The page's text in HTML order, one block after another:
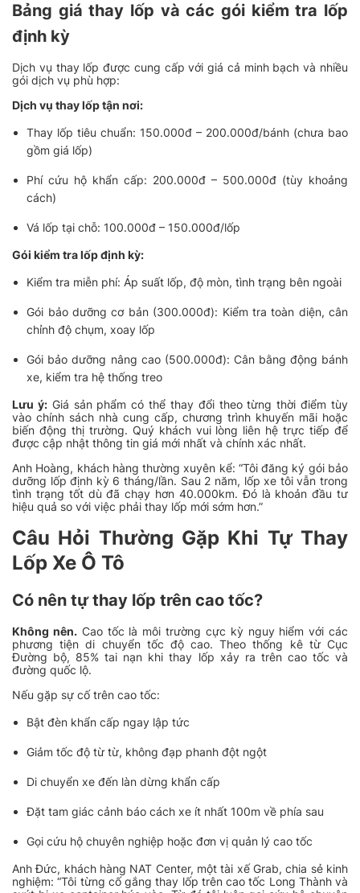
Bảng giá thay lốp và các gói kiểm tra lốp
định kỳ
Dịch vụ thay lốp được cung cấp với giá cả minh bạch và nhiều
gói dịch vụ phù hợp:
Dịch vụ thay lốp tận nơi:
Thay lốp tiêu chuẩn: 150.000đ – 200.000đ/bánh (chưa bao
gồm giá lốp)
Phí cứu hộ khẩn cấp: 200.000đ – 500.000đ (tùy khoảng
cách)
Vá lốp tại chỗ: 100.000đ – 150.000đ/lốp
Gói kiểm tra lốp định kỳ:
Kiểm tra miễn phí: Áp suất lốp, độ mòn, tình trạng bên ngoài
Gói bảo dưỡng cơ bản (300.000đ): Kiểm tra toàn diện, cân
chỉnh độ chụm, xoay lốp
Gói bảo dưỡng nâng cao (500.000đ): Cân bằng động bánh
xe, kiểm tra hệ thống treo
Lưu ý:Giá sản phẩm có thể thay đổi theo từng thời điểm tùy
vào chính sách nhà cung cấp, chương trình khuyến mãi hoặc
biến động thị trường. Quý khách vui lòng liên hệ trực tiếp để
được cập nhật thông tin giá mới nhất và chính xác nhất.
Anh Hoàng, khách hàng thường xuyên kể: “Tôi đăng ký gói bảo
dưỡng lốp định kỳ 6 tháng/lần. Sau 2 năm, lốp xe tôi vẫn trong
tình trạng tốt dù đã chạy hơn 40.000km. Đó là khoản đầu tư
hiệu quả so với việc phải thay lốp mới sớm hơn.”
Câu Hỏi Thường Gặp Khi Tự Thay
Lốp Xe Ô Tô
Có nên tự thay lốp trên cao tốc?
Không nên.Cao tốc là môi trường cực kỳ nguy hiểm với các
phương tiện di chuyển tốc độ cao. Theo thống kê từ Cục
Đường bộ, 85% tai nạn khi thay lốp xảy ra trên cao tốc và
đường quốc lộ.
Nếu gặp sự cố trên cao tốc:
Bật đèn khẩn cấp ngay lập tức
Giảm tốc độ từ từ, không đạp phanh đột ngột
Di chuyển xe đến làn dừng khẩn cấp
Đặt tam giác cảnh báo cách xe ít nhất 100m về phía sau
Gọi cứu hộ chuyên nghiệp hoặc đơn vị quản lý cao tốc
Anh Đức, khách hàng NAT Center, một tài xế Grab, chia sẻ kinh
nghiệm: “Tôi từng cố gắng thay lốp trên cao tốc Long Thành và